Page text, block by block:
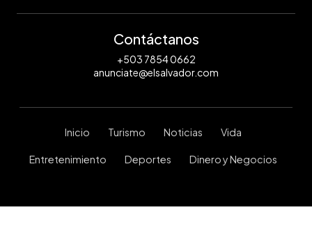
Contáctanos
+503 7854 0662
anunciate@elsalvador.com
Inicio Turismo Noticias Vida
Entretenimiento Deportes Dinero y Negocios